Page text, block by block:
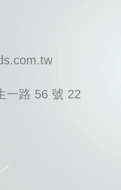
一路 56 號 22